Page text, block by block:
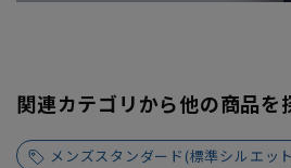
関連カテゴリから他の商品を
メンズスタンダード(標準シルエッ